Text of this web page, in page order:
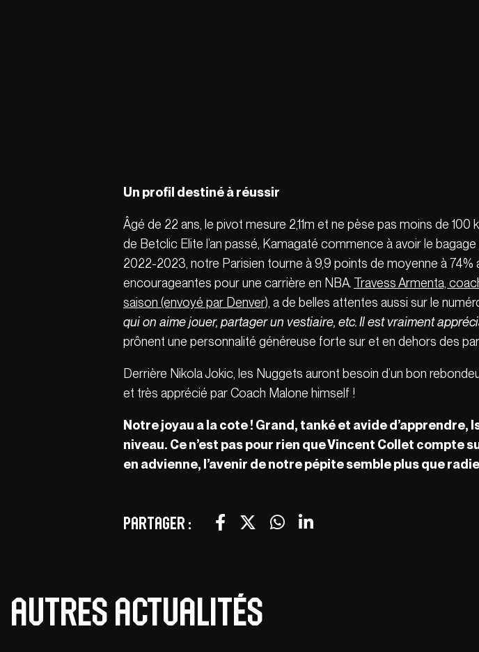
Un profil destiné à réussir
Âgé de 22 ans, le pivot mesure 2,11m et ne pèse pas moins de
de Betclic Elite l’an passé, Kamagaté commence à avoir le
2022-2023, notre Parisien tourne à 9,9 points de moyenne à
encourageantes pour une carrière en NBA. Travess Armenta,
saison (envoyé par Denver), a de belles attentes aussi sur le
qui on aime jouer, partager un vestiaire, etc. Il est vraiment
prônent une personnalité généreuse forte sur et en dehors des
Derrière Nikola Jokic, les Nuggets auront besoin d’un bon
et très apprécié par Coach Malone himself !
Notre joyau a la cote ! Grand, tanké et avide
niveau. Ce n’est pas pour rien que Vincent Collet compte
en advienne, l’avenir de notre pépite semble plus que
Partager :
Autres actualités